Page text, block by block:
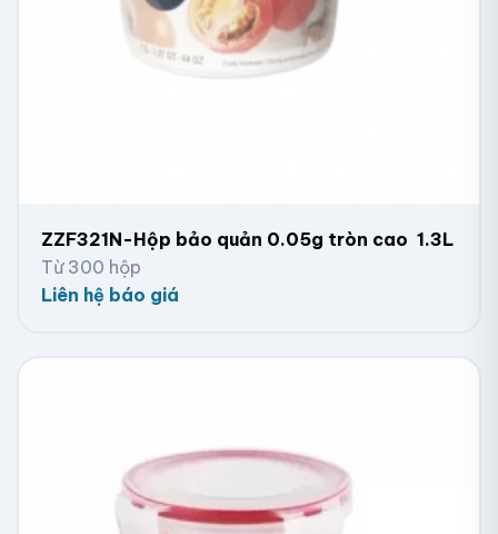
ZZF321N-Hộp bảo quản 0.05g tròn cao 1.3L
Từ 300 hộp
Liên hệ báo giá